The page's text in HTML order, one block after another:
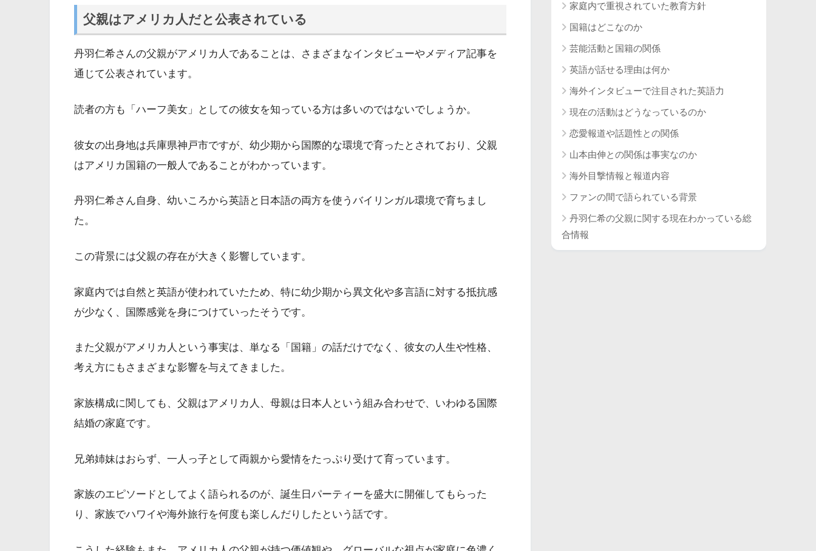
父親はアメリカ人だと公表されている
丹羽仁希さんの父親がアメリカ人であることは、さまざまなインタビューやメディア記事を
通じて公表されています。
読者の方も「ハーフ美女」としての彼女を知っている方は多いのではないでしょうか。
彼女の出身地は兵庫県神戸市ですが、幼少期から国際的な環境で育ったとされており、父親
はアメリカ国籍の一般人であることがわかっています。
丹羽仁希さん自身、幼いころから英語と日本語の両方を使うバイリンガル環境で育ちまし
た。
この背景には父親の存在が大きく影響しています。
家庭内では自然と英語が使われていたため、特に幼少期から異文化や多言語に対する抵抗感
が少なく、国際感覚を身につけていったそうです。
また父親がアメリカ人という事実は、単なる「国籍」の話だけでなく、彼女の人生や性格、
考え方にもさまざまな影響を与えてきました。
家族構成に関しても、父親はアメリカ人、母親は日本人という組み合わせで、いわゆる国際
結婚の家庭です。
兄弟姉妹はおらず、一人っ子として両親から愛情をたっぷり受けて育っています。
家族のエピソードとしてよく語られるのが、誕生日パーティーを盛大に開催してもらった
り、家族でハワイや海外旅行を何度も楽しんだりしたという話です。
家庭内で重視されていた教育方針
国籍はどこなのか
芸能活動と国籍の関係
英語が話せる理由は何か
海外インタビューで注目された英語力
現在の活動はどうなっているのか
恋愛報道や話題性との関係
山本由伸との関係は事実なのか
海外目撃情報と報道内容
ファンの間で語られている背景
丹羽仁希の父親に関する現在わかっている総
合情報